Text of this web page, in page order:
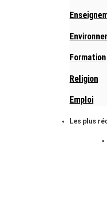
Formation
Religion
Emploi
Les plus